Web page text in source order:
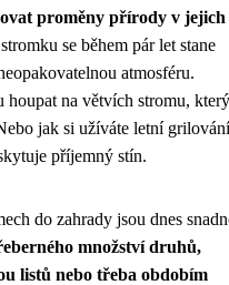
proměny přírody v jejich
se během pár let stane
atmosféru.
houpat na větvích stromu, který
jak si užíváte letní grilování
příjemný stín.
do zahrady jsou dnes
množství druhů,
listů nebo třeba obdobím